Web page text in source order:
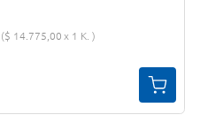
$ 14.775,00 1 K.